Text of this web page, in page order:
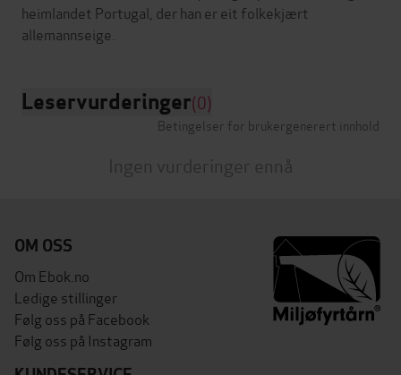
heimlandet Portugal, der han er eit folkekjært
Leservurderinger(0)
Betingelser for brukergenerert innhold
Ingen vurderinger ennå
OM OSS
Om Ebok.no
Ledige stillinger
Følg oss på Facebook
Følg oss på Instagram